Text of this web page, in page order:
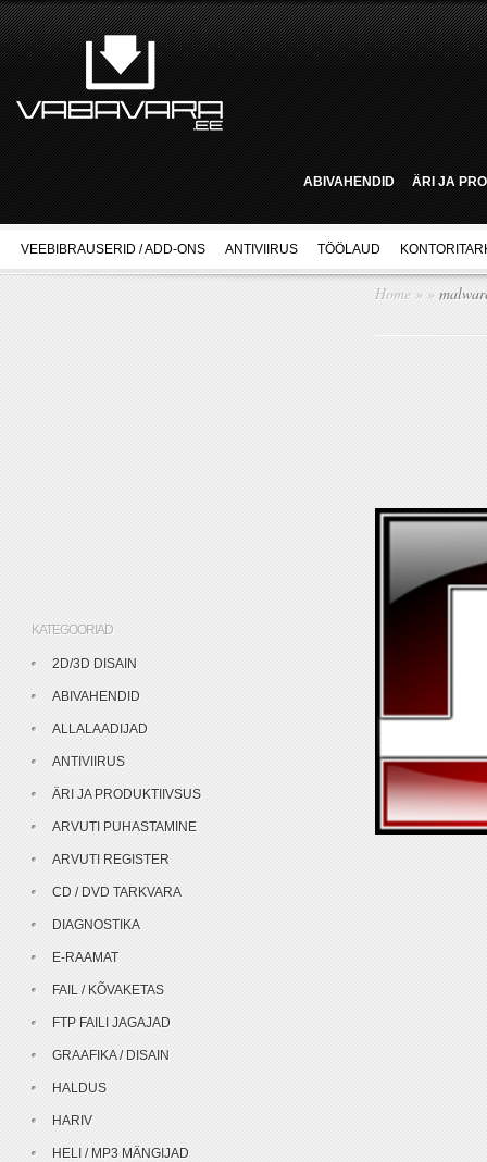
ABIVAHENDID ÄRI JA
VEEBIBRAUSERID / ADD-ONS ANTIVIIRUS TÖÖLAUD
Home » »
KATEGOORIAD
2D/3D DISAIN
ABIVAHENDID
ALLALAADIJAD
ANTIVIIRUS
ÄRI JA PRODUKTIIVSUS
ARVUTI PUHASTAMINE
ARVUTI REGISTER
CD / DVD TARKVARA
DIAGNOSTIKA
E-RAAMAT
FAIL / KÕVAKETAS
FTP FAILI JAGAJAD
GRAAFIKA / DISAIN
HALDUS
HARIV
HELI / MP3 MÄNGIJAD